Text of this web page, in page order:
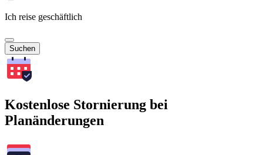
Ich reise geschäftlich
Suchen
Kostenlose Stornierung bei
Planänderungen